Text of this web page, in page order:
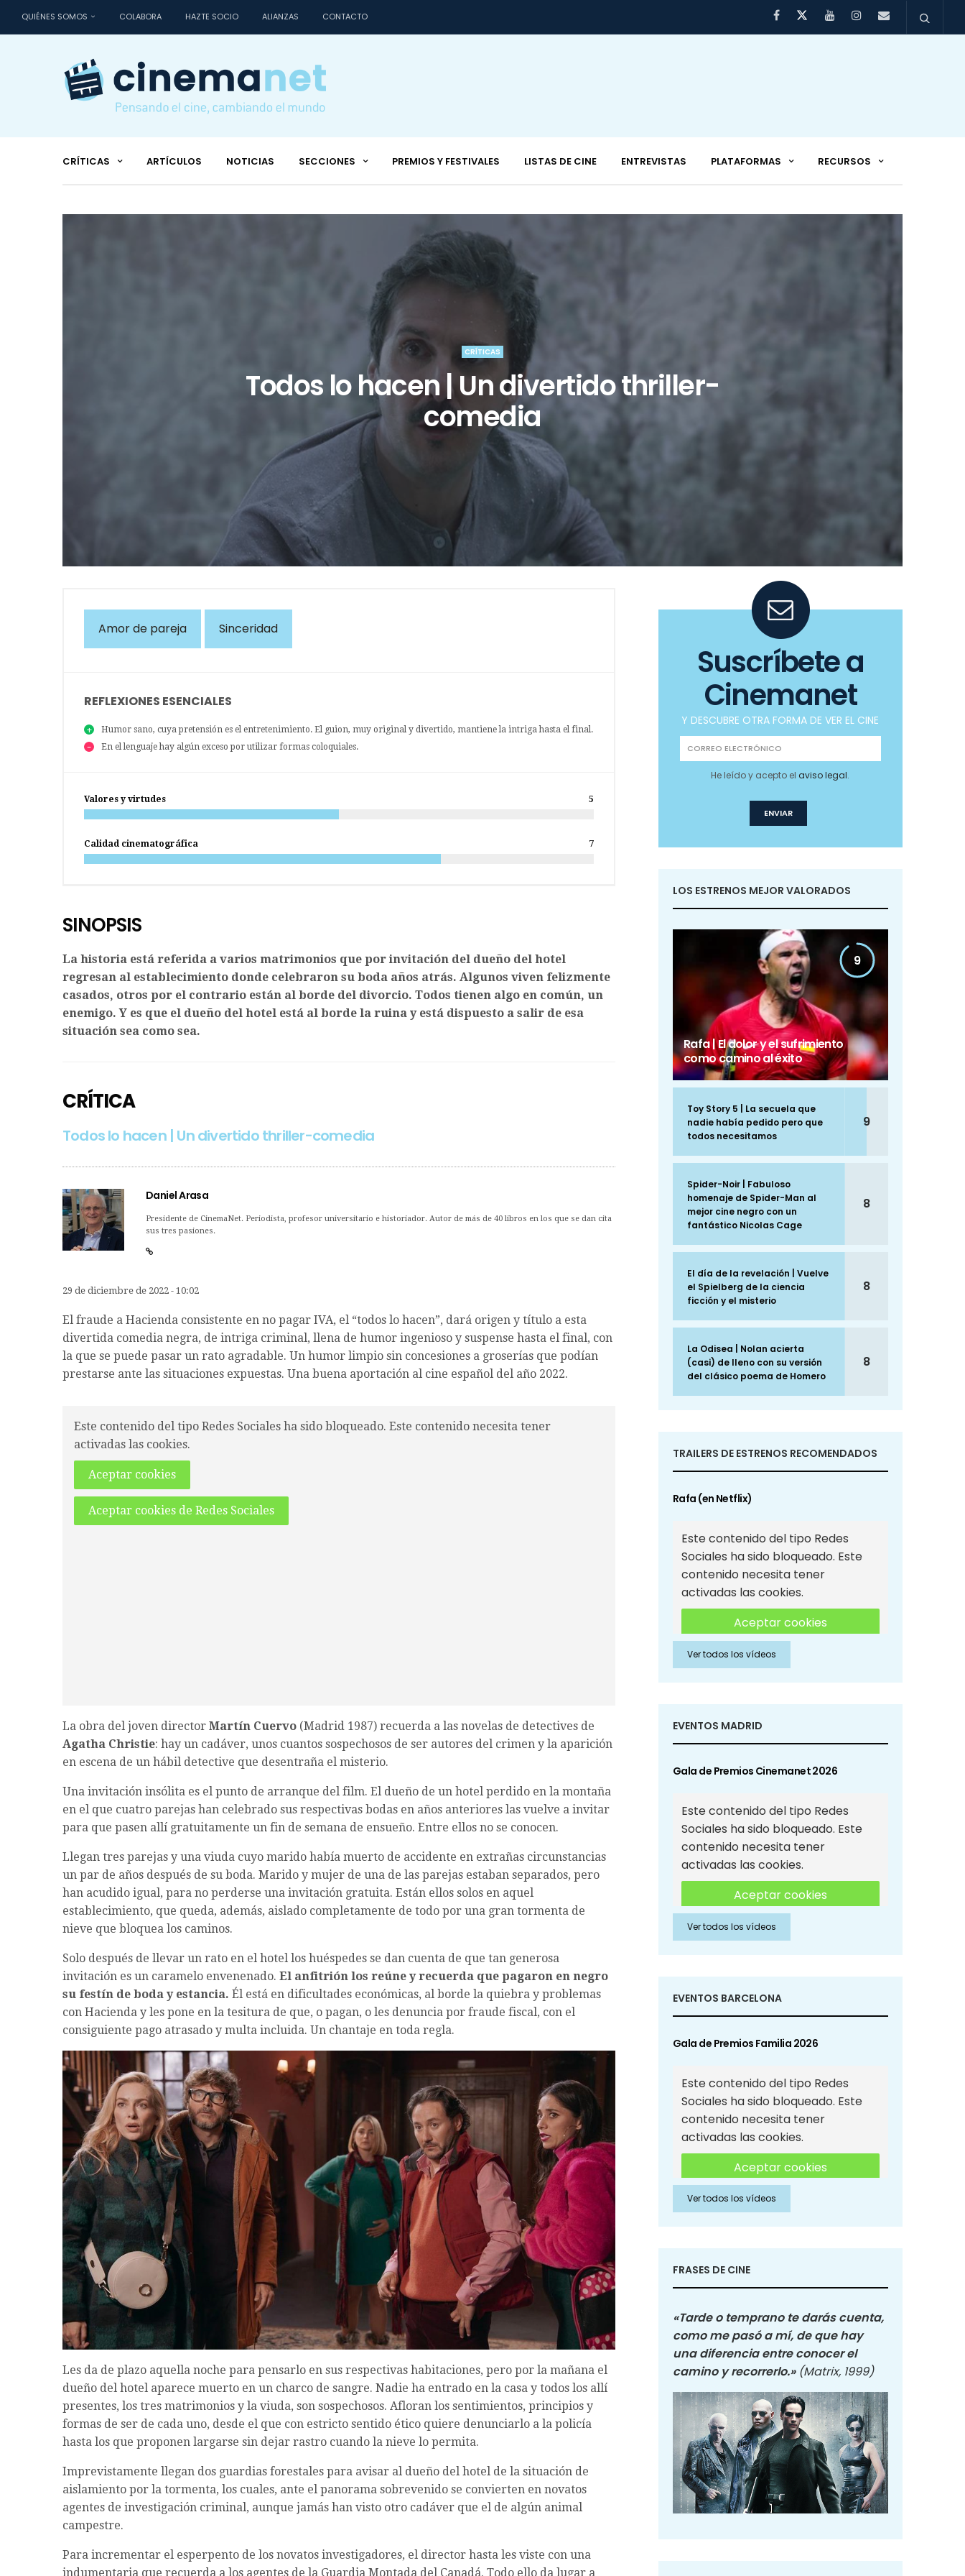
QUIÉNES SOMOS COLABORA HAZTE SOCIO ALIANZAS CONTACTO
CRÍTICAS ARTÍCULOS NOTICIAS SECCIONES PREMIOS Y FESTIVALES LISTAS DE CINE ENTREVISTAS PLATAFORMAS RECURSOS
CRÍTICAS
Todos lo hacen | Un divertido thriller-
comedia
Amor de pareja Sinceridad
REFLEXIONES ESENCIALES
Humor sano, cuya pretensión es el entretenimiento. El guion, muy original y divertido, mantiene la intriga hasta el final.
En el lenguaje hay algún exceso por utilizar formas coloquiales.
Valores y virtudes 5
Calidad cinematográfica 7
SINOPSIS
La historia está referida a varios matrimonios que por invitación del dueño del hotel
regresan al establecimiento donde celebraron su boda años atrás. Algunos viven felizmente
casados, otros por el contrario están al borde del divorcio. Todos tienen algo en común, un
enemigo. Y es que el dueño del hotel está al borde la ruina y está dispuesto a salir de esa
situación sea como sea.
CRÍTICA
Todos lo hacen | Un divertido thriller-comedia
Daniel Arasa
Presidente de CinemaNet. Periodista, profesor universitario e historiador. Autor de más de 40 libros en los que se dan cita
sus tres pasiones.
29 de diciembre de 2022 - 10:02
El fraude a Hacienda consistente en no pagar IVA, el “todos lo hacen”, dará origen y título a esta
divertida comedia negra, de intriga criminal, llena de humor ingenioso y suspense hasta el final, con
la que se puede pasar un rato agradable. Un humor limpio sin concesiones a groserías que podían
prestarse ante las situaciones expuestas. Una buena aportación al cine español del año 2022.
Este contenido del tipo Redes Sociales ha sido bloqueado. Este contenido necesita tener
activadas las cookies.
Aceptar cookies
Aceptar cookies de Redes Sociales
La obra del joven director Martín Cuervo (Madrid 1987) recuerda a las novelas de detectives de
Agatha Christie: hay un cadáver, unos cuantos sospechosos de ser autores del crimen y la aparición
en escena de un hábil detective que desentraña el misterio.
Una invitación insólita es el punto de arranque del film. El dueño de un hotel perdido en la montaña
en el que cuatro parejas han celebrado sus respectivas bodas en años anteriores las vuelve a invitar
para que pasen allí gratuitamente un fin de semana de ensueño. Entre ellos no se conocen.
Llegan tres parejas y una viuda cuyo marido había muerto de accidente en extrañas circunstancias
un par de años después de su boda. Marido y mujer de una de las parejas estaban separados, pero
han acudido igual, para no perderse una invitación gratuita. Están ellos solos en aquel
establecimiento, que queda, además, aislado completamente de todo por una gran tormenta de
nieve que bloquea los caminos.
Solo después de llevar un rato en el hotel los huéspedes se dan cuenta de que tan generosa
invitación es un caramelo envenenado. El anfitrión los reúne y recuerda que pagaron en negro
su festín de boda y estancia. Él está en dificultades económicas, al borde la quiebra y problemas
con Hacienda y les pone en la tesitura de que, o pagan, o les denuncia por fraude fiscal, con el
consiguiente pago atrasado y multa incluida. Un chantaje en toda regla.
Les da de plazo aquella noche para pensarlo en sus respectivas habitaciones, pero por la mañana el
dueño del hotel aparece muerto en un charco de sangre. Nadie ha entrado en la casa y todos los allí
presentes, los tres matrimonios y la viuda, son sospechosos. Afloran los sentimientos, principios y
formas de ser de cada uno, desde el que con estricto sentido ético quiere denunciarlo a la policía
hasta los que proponen largarse sin dejar rastro cuando la nieve lo permita.
Imprevistamente llegan dos guardias forestales para avisar al dueño del hotel de la situación de
aislamiento por la tormenta, los cuales, ante el panorama sobrevenido se convierten en novatos
agentes de investigación criminal, aunque jamás han visto otro cadáver que el de algún animal
campestre.
Para incrementar el esperpento de los novatos investigadores, el director hasta les viste con una
indumentaria que recuerda a los agentes de la Guardia Montada del Canadá. Todo ello da lugar a
Suscríbete a
Cinemanet
Y DESCUBRE OTRA FORMA DE VER EL CINE
He leído y acepto elaviso legal.
LOS ESTRENOS MEJOR VALORADOS
9
Rafa | El dolor y el sufrimiento
como camino al éxito
Toy Story 5 | La secuela que
nadie había pedido pero que
todos necesitamos
9
Spider-Noir | Fabuloso
homenaje de Spider-Man al
mejor cine negro con un
fantástico Nicolas Cage
8
El día de la revelación | Vuelve
el Spielberg de la ciencia
ficción y el misterio
8
La Odisea | Nolan acierta
(casi) de lleno con su versión
del clásico poema de Homero
8
TRAILERS DE ESTRENOS RECOMENDADOS
Rafa (en Netflix)
Este contenido del tipo Redes
Sociales ha sido bloqueado. Este
contenido necesita tener
activadas las cookies.
Aceptar cookies
Aceptar cookies de Redes
Sociales
Ver todos los vídeos
EVENTOS MADRID
Gala de Premios Cinemanet 2026
Este contenido del tipo Redes
Sociales ha sido bloqueado. Este
contenido necesita tener
activadas las cookies.
Aceptar cookies
Aceptar cookies de Redes
Sociales
Ver todos los vídeos
EVENTOS BARCELONA
Gala de Premios Familia 2026
Este contenido del tipo Redes
Sociales ha sido bloqueado. Este
contenido necesita tener
activadas las cookies.
Aceptar cookies
Aceptar cookies de Redes
Sociales
Ver todos los vídeos
FRASES DE CINE
«Tarde o temprano te darás cuenta,
como me pasó a mí, de que hay
una diferencia entre conocer el
camino y recorrerlo.» (Matrix, 1999)